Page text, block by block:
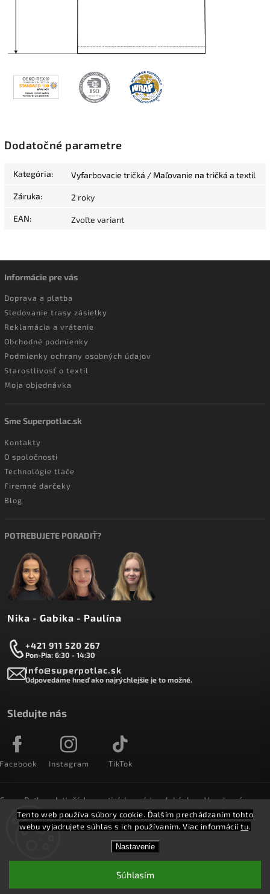
Tento web používa súbory cookie. Ďalším prechádzaním tohto
webu vyjadrujete súhlas s ich používaním. Viac informáciítu.
Nastavenie
Súhlasím
Dodatočné parametre
Kategória: Vyfarbovacie tričká / Maľovanie na tričká a textil
Záruka: 2 roky
EAN: Zvoľte variant
Informácie pre vás
Doprava a platba
Sledovanie trasy zásielky
Reklamácia a vrátenie
Obchodné podmienky
Podmienky ochrany osobných údajov
Starostlivosť o textil
Moja objednávka
Sme Superpotlac.sk
Kontakty
O spoločnosti
Technológie tlače
Firemné darčeky
Blog
POTREBUJETE PORADIŤ?
Nika - Gabika - Paulína
+421 911 520 267
Pon-Pia: 6:30 - 14:30
info@superpotlac.sk
Odpovedáme hneď ako najrýchlejšie je to možné.
Sledujte nás
Instagram TikTok
SuperPotlac.sk tlačí denne tisícky módnych kúskov. Vyrobené na
Slovensku a doručované do celého sveta :)
SuperPotlač.sk. Všetky práva vyhradené.
VytvořilShoptetShoptak.cz.